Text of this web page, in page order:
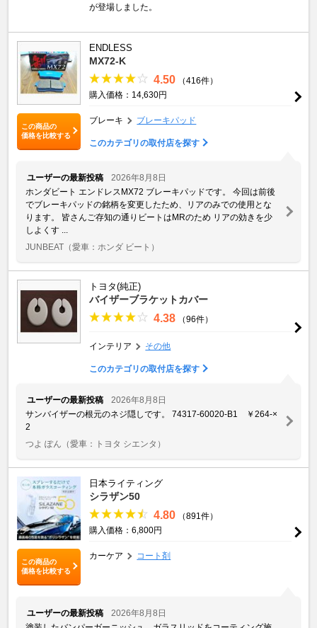
が登場しました。
この商品の
価格を比較する
ENDLESS
MX72-K
4.50
（416件）
購入価格：14,630円
ブレーキ ブレーキパッド
このカテゴリの取付店を探す
ユーザーの最新投稿
2026年8月8日
ホンダビート エンドレスMX72 ブレーキパッドです。 今回は前後
でブレーキパッドの銘柄を変更したため、リアのみでの使用とな
ります。 皆さんご存知の通りビートはMRのため リアの効きを少
しよくす ...
JUNBEAT （愛車：ホンダ ビート）
トヨタ(純正)
バイザーブラケットカバー
4.38 （96件）
インテリア その他
このカテゴリの取付店を探す
ユーザーの最新投稿
2026年8月8日
サンバイザーの根元のネジ隠しです。 74317-60020-B1 ￥264-×
2
つよ ぽん （愛車：トヨタ シエンタ）
この商品の
価格を比較する
日本ライティング
シラザン50
4.80
（891件）
購入価格：6,800円
カーケア コート剤
ユーザーの最新投稿
2026年8月8日